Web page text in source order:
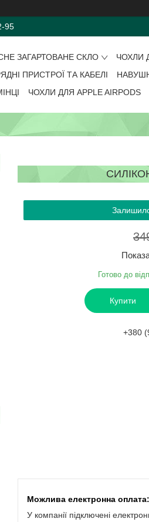
95
ЗАГАРТОВАНЕ СКЛО ЧОХЛИ
ПРИСТРОЇ ТА КАБЕЛІ
ЧОХЛИ ДЛЯ APPLE AIRPODS
Готово до
Купити
+380
У компанії підключені